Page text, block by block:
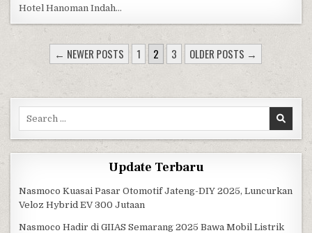
Hotel Hanoman Indah…
POSTS PAGINATION
← NEWER POSTS 1 2 3 OLDER POSTS →
Search for:
Update Terbaru
Nasmoco Kuasai Pasar Otomotif Jateng-DIY 2025, Luncurkan
Veloz Hybrid EV 300 Jutaan
Nasmoco Hadir di GIIAS Semarang 2025 Bawa Mobil Listrik